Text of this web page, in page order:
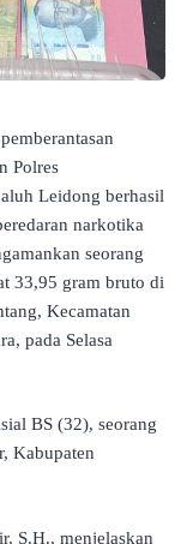
Polres
Leidong berhasil
narkotika
seorang
33,95 gram bruto di
Kecamatan
pada Selasa
BS (32), seorang
Kabupaten
S.H., menjelaskan